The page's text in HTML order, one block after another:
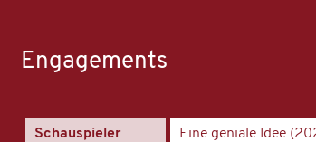
Engagements
Schauspieler Eine geniale Idee